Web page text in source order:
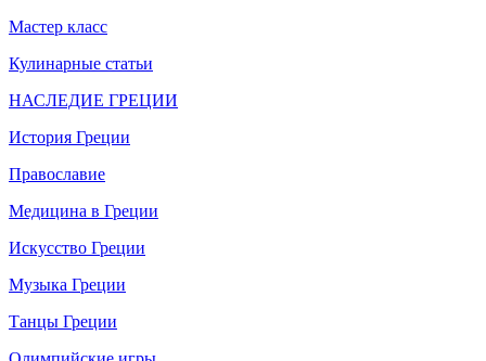
Мастер класс
Кулинарные статьи
НАСЛЕДИЕ ГРЕЦИИ
История Греции
Православие
Медицина в Греции
Искусство Греции
Музыка Греции
Танцы Греции